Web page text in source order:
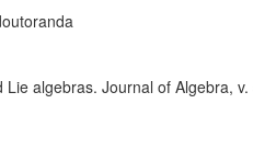
algebras. Journal of Algebra,